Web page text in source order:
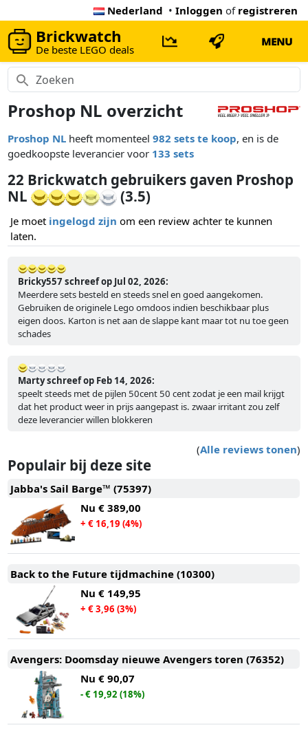
Nederland • Inloggen of registreren
Brickwatch
De beste LEGO deals
MENU
Proshop NL overzicht
Proshop NL heeft momenteel982 sets te koop, en is de
goedkoopste leverancier voor 133 sets
22 Brickwatch gebruikers gaven Proshop
NL
(3.5)
Je moet ingelogd zijn om een review achter te kunnen
laten.
Bricky557 schreef op Jul 02, 2026:
Meerdere sets besteld en steeds snel en goed aangekomen.
Gebruiken de originele Lego omdoos indien beschikbaar plus
eigen doos. Karton is net aan de slappe kant maar tot nu toe geen
schades
Marty schreef op Feb 14, 2026:
speelt steeds met de pijlen 50cent 50 cent zodat je een mail krijgt
dat het product weer in prijs aangepast is. zwaar irritant zou zelf
deze leverancier willen blokkeren
(Alle reviews tonen)
Populair bij deze site
Jabba's Sail Barge™ (75397)
Nu € 389,00
+ € 16,19 (4%)
Back to the Future tijdmachine (10300)
Nu € 149,95
+ € 3,96 (3%)
Avengers: Doomsday nieuwe Avengers toren (76352)
Nu € 90,07
- € 19,92 (18%)